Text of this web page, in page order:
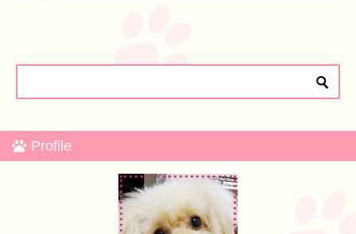
Profile